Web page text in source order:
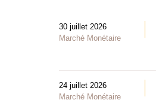
30 juillet 2026
Marché Monétaire
24 juillet 2026
Marché Monétaire